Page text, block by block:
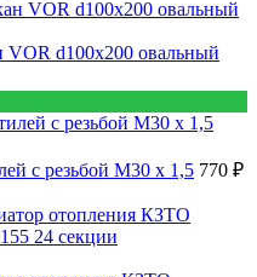
VOR d100x200 овальный
с резьбой М30 х 1,5 770 ₽